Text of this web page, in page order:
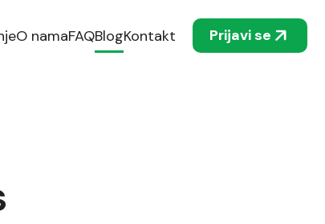
O namaFAQBlogKontakt Prijavi se